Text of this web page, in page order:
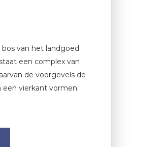
van het landgoed
een complex van
de voorgevels de
een vierkant vormen.